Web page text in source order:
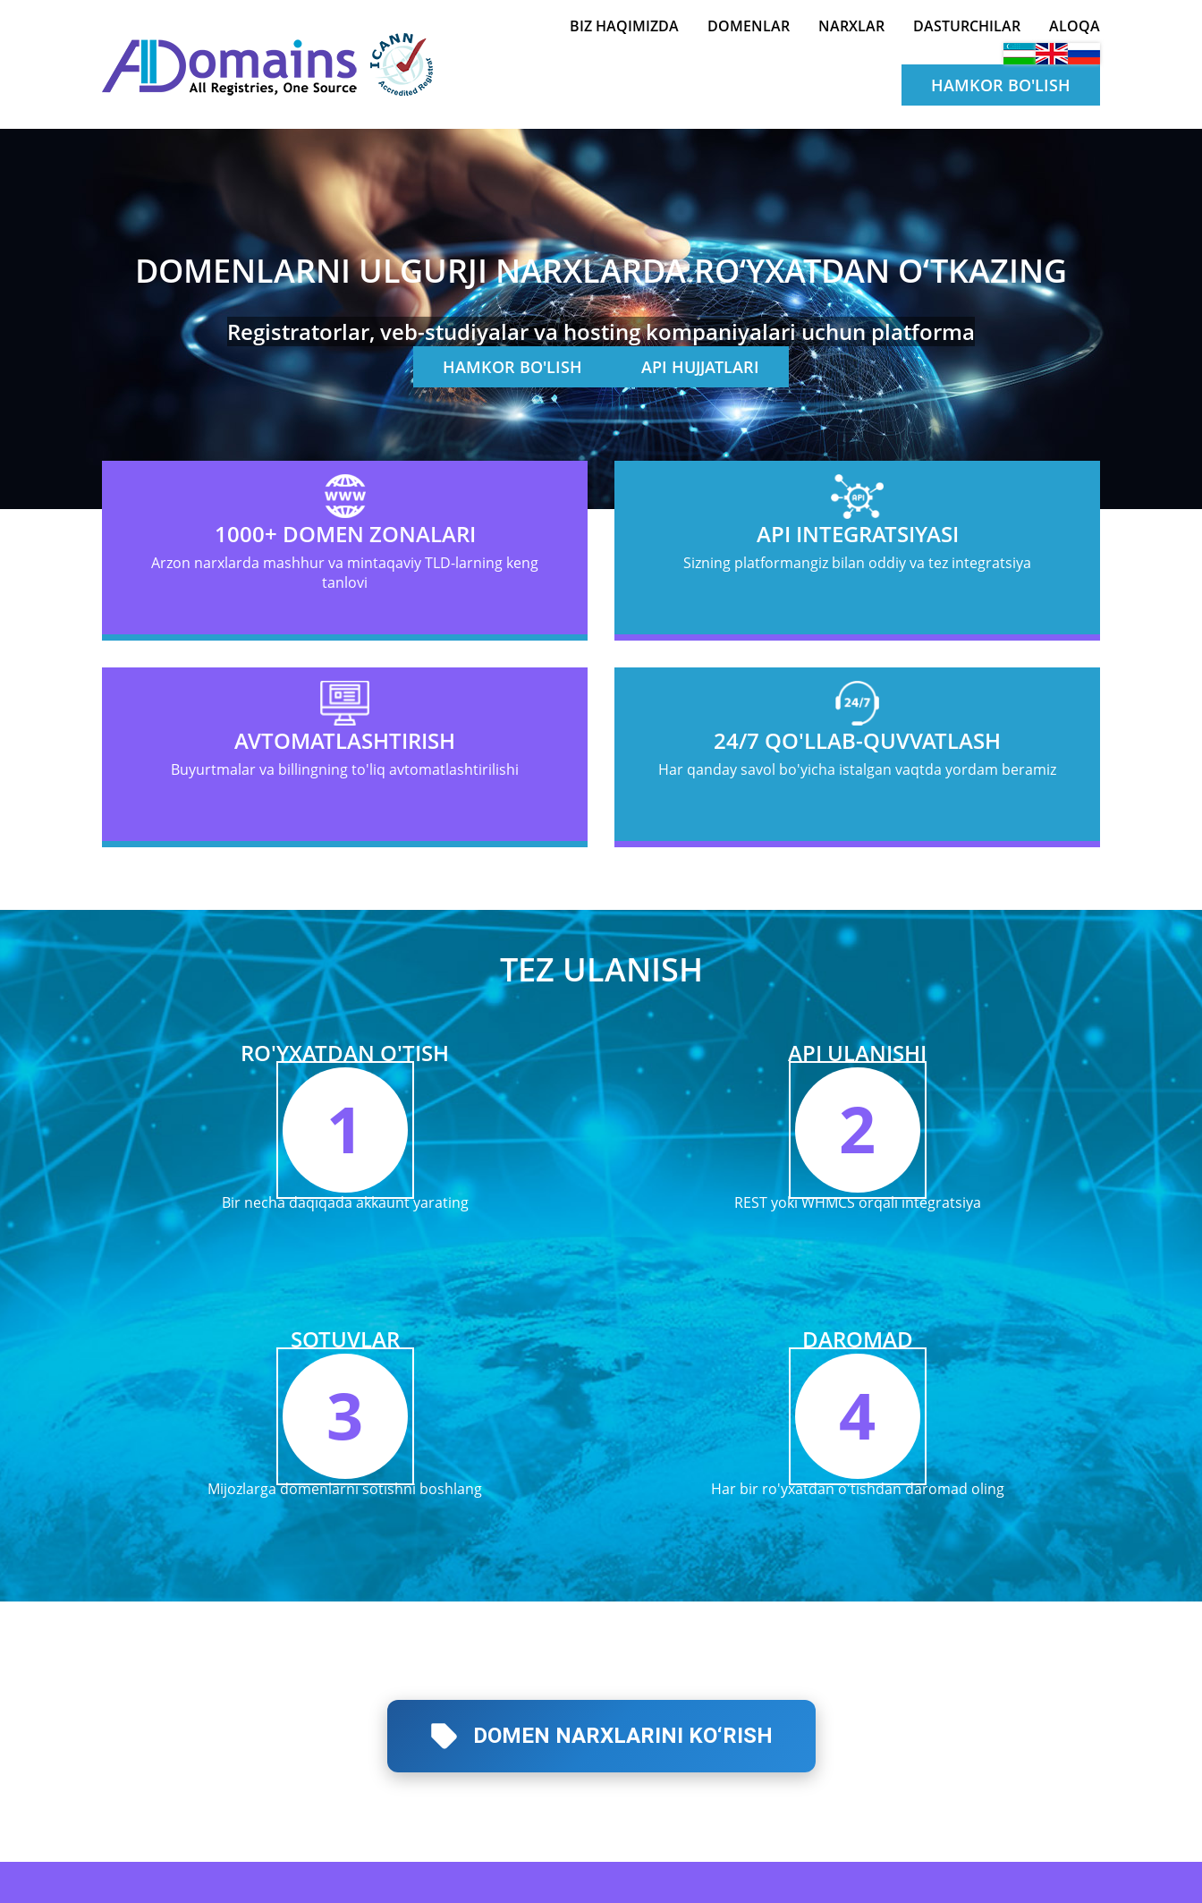
Главное меню
BIZ HAQIMIZDA DOMENLAR NARXLAR DASTURCHILAR ALOQA
HAMKOR BO'LISH
DOMENLARNI ULGURJI NARXLARDA RO‘YXATDAN O‘TKAZING
Registratorlar, veb-studiyalar va hosting kompaniyalari uchun platforma
HAMKOR BO'LISH API HUJJATLARI
1000+ DOMEN ZONALARI
Arzon narxlarda mashhur va mintaqaviy TLD-larning keng
tanlovi
API INTEGRATSIYASI
Sizning platformangiz bilan oddiy va tez integratsiya
AVTOMATLASHTIRISH
Buyurtmalar va billingning to'liq avtomatlashtirilishi
24/7 QO'LLAB-QUVVATLASH
Har qanday savol bo'yicha istalgan vaqtda yordam beramiz
TEZ ULANISH
RO'YXATDAN O'TISH
1
Bir necha daqiqada akkaunt yarating
API ULANISHI
2
REST yoki WHMCS orqali integratsiya
SOTUVLAR
3
Mijozlarga domenlarni sotishni boshlang
DAROMAD
4
Har bir ro'yxatdan o'tishdan daromad oling
DOMEN NARXLARINI KO‘RISH